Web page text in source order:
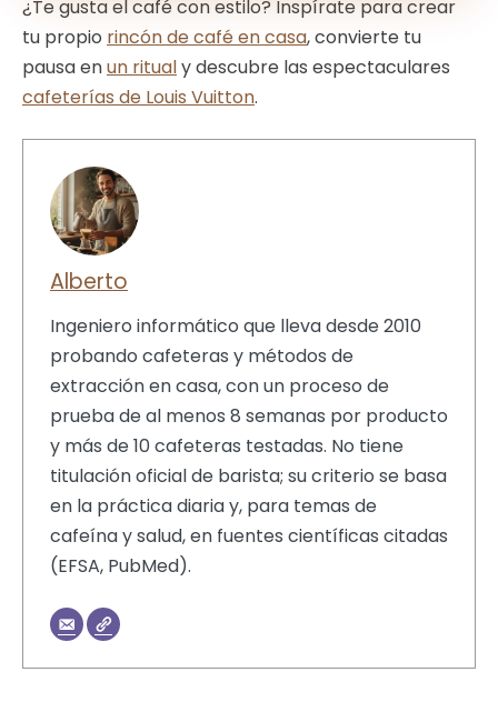
en la base de la taza antes de usarla.
y mantén una
estética minimalista
Aprovecha las esquinas verticales
el impacto visual sin ocupar espacio útil.
¿Te gusta el café con estilo? Inspírate para crear
tu propio rincón de café en casa, convierte tu
pausa enun ritualy descubre las espectaculares
cafeterías de Louis Vuitton.
Alberto
Ingeniero informático que lleva desde 2010
probando cafeteras y métodos de
extracción en casa, con un proceso de
prueba de al menos 8 semanas por producto
y más de 10 cafeteras testadas. No tiene
titulación oficial de barista; su criterio se basa
en la práctica diaria y, para temas de
cafeína y salud, en fuentes científicas citadas
(EFSA, PubMed).